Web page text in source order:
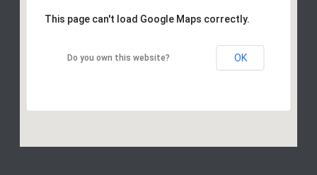
This page can't load Google Maps correctly.
Do you own this website? OK